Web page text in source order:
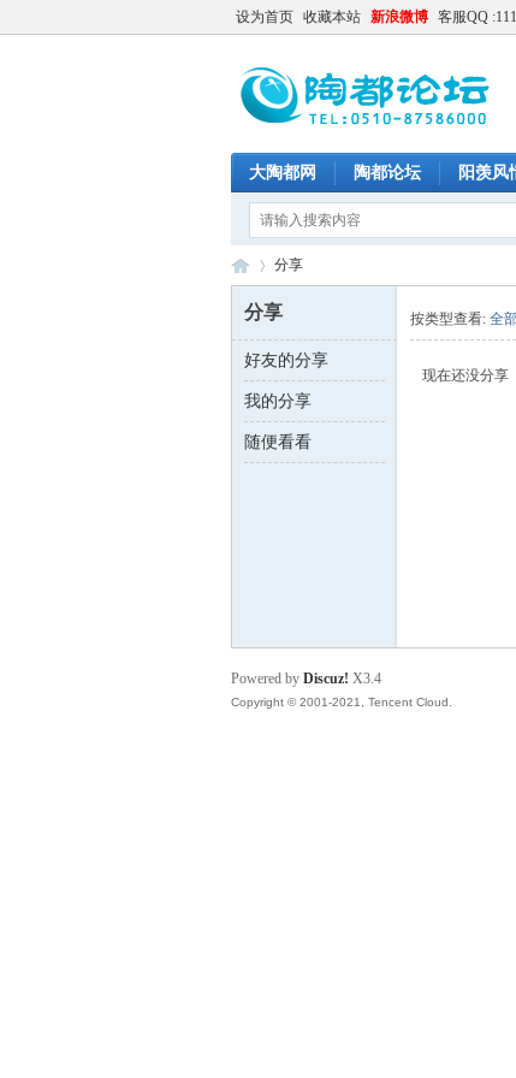
设为首页 收藏本站 新浪微博 客服QQ
大陶都网 陶都论坛 阳羡风
陶 ›
分享
分享
好友的分享
我的分享
随便看看
按类型查看: 全
现在还没分享
Powered by Discuz! X3.4
Copyright © 2001-2021, Tencent Cloud.